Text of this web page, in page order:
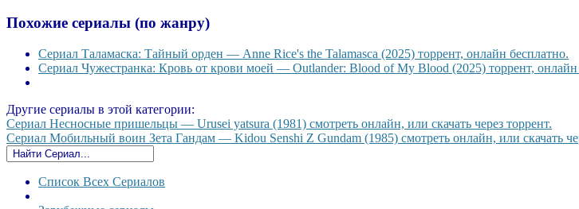
Похожие сериалы (по жанру)
Сериал Таламаска: Тайный орден — Anne Rice's the Talamasca (2025) торрент, онлайн бесплатно.
Сериал Чужестранка: Кровь от крови моей — Outlander: Blood of My Blood (2025) торрент, онлайн
Другие сериалы в этой категории:
Сериал Несносные пришельцы — Urusei yatsura (1981) смотреть онлайн, или скачать через торрент.
Сериал Мобильный воин Зета Гандам — Kidou Senshi Z Gundam (1985) смотреть онлайн, или скачать
Список Всех Сериалов